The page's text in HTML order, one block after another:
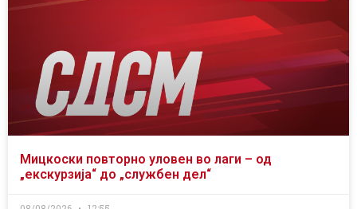
Мицкоски повторно уловен во лаги – од
„екскурзија“ до „службен дел“